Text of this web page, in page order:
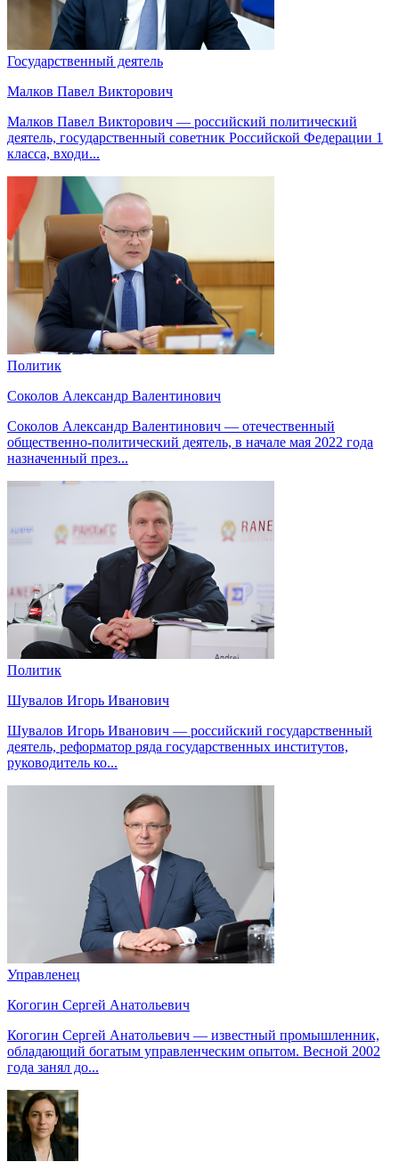
Государственный деятель
Малков Павел Викторович
Малков Павел Викторович — российский политический
деятель, государственный советник Российской Федерации 1
класса, входи...
Политик
Соколов Александр Валентинович
Соколов Александр Валентинович — отечественный
общественно-политический деятель, в начале мая 2022 года
назначенный през...
Политик
Шувалов Игорь Иванович
Шувалов Игорь Иванович — российский государственный
деятель, реформатор ряда государственных институтов,
руководитель ко...
Управленец
Когогин Сергей Анатольевич
Когогин Сергей Анатольевич — известный промышленник,
обладающий богатым управленческим опытом. Весной 2002
года занял до...